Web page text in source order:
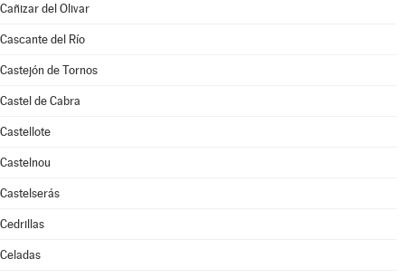
Cañizar del Olivar
Cascante del Río
Castejón de Tornos
Castel de Cabra
Castellote
Castelnou
Castelserás
Cedrillas
Celadas